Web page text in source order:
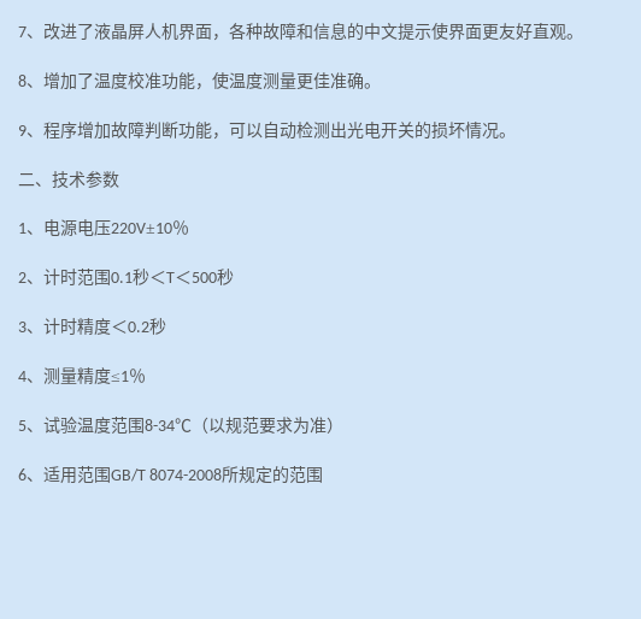
7、改进了液晶屏人机界面，各种故障和信息的中文提示使界面更友好直观。
8、增加了温度校准功能，使温度测量更佳准确。
9、程序增加故障判断功能，可以自动检测出光电开关的损坏情况。
二、技术参数
1、电源电压220V±10％
2、计时范围 0.1秒＜T＜500秒
3、计时精度＜0.2秒
4、测量精度≤1％
5、试验温度范围 8-34℃（以规范要求为准）
6、适用范围 GB/T 8074-2008所规定的范围